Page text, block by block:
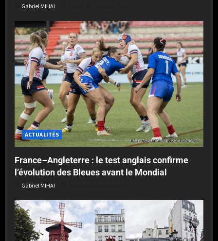
Gabriel MIHAI
ACTUALITÉS
France–Angleterre : le test anglais confirme
l’évolution des Bleues avant le Mondial
Gabriel MIHAI